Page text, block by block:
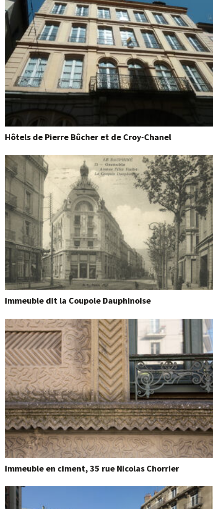
Hôtels de Pierre Bûcher et de Croy-Chanel
Immeuble dit la Coupole Dauphinoise
Immeuble en ciment, 35 rue Nicolas Chorrier